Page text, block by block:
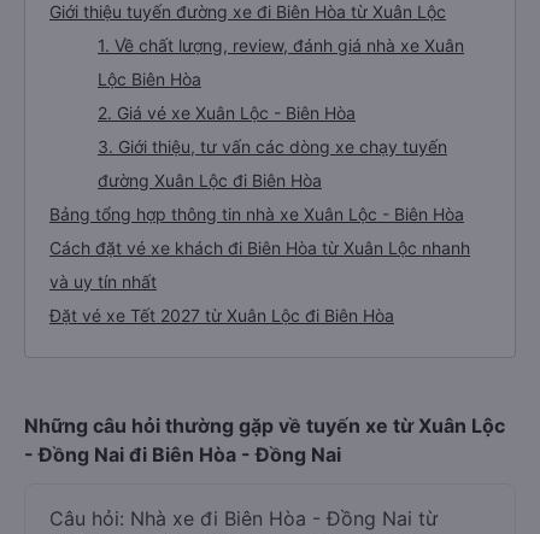
Giới thiệu tuyến đường xe đi Biên Hòa từ Xuân Lộc
1. Về chất lượng, review, đánh giá nhà xe Xuân
Lộc Biên Hòa
2. Giá vé xe Xuân Lộc - Biên Hòa
3. Giới thiệu, tư vấn các dòng xe chạy tuyến
đường Xuân Lộc đi Biên Hòa
Bảng tổng hợp thông tin nhà xe Xuân Lộc - Biên Hòa
Cách đặt vé xe khách đi Biên Hòa từ Xuân Lộc nhanh
và uy tín nhất
Đặt vé xe Tết 2027 từ Xuân Lộc đi Biên Hòa
Những câu hỏi thường gặp về tuyến xe từ Xuân Lộc
- Đồng Nai đi Biên Hòa - Đồng Nai
Câu hỏi: Nhà xe đi Biên Hòa - Đồng Nai từ